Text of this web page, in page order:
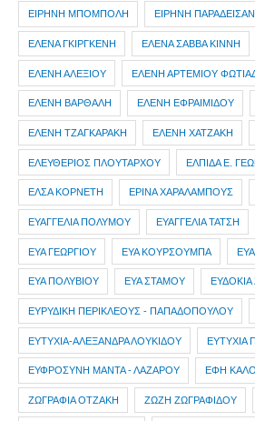
ΕΙΡΗΝΗ ΜΠΟΜΠΟΛΗ ΕΙΡΗΝΗ
ΕΛΕΝΑ ΓΚΙΡΓΚΕΝΗ ΕΛΕΝΑ ΣΑΒΒΑ ΚΙΝΝΗ
ΕΛΕΝΗ ΑΛΕΞΙΟΥ ΕΛΕΝΗ ΑΡΤΕΜΙΟΥ
ΕΛΕΝΗ ΒΑΡΘΑΛΗ ΕΛΕΝΗ ΕΦΡΑΙΜΙΔΟΥ
ΕΛΕΝΗ ΤΖΑΓΚΑΡΑΚΗ ΕΛΕΝΗ ΧΑΤΖΑΚΗ
ΕΛΕΥΘΕΡΙΟΣ ΠΛΟΥΤΑΡΧΟΥ ΕΛΠΙΔΑ Ε.
ΕΛΣΑ ΚΟΡΝΕΤΗ ΕΡΙΝΑ ΧΑΡΑΛΑΜΠΟΥΣ
ΕΥΑΓΓΕΛΙΑ ΠΟΛΥΜΟΥ ΕΥΑΓΓΕΛΙΑ ΤΑΤΣΗ
ΕΥΑ ΓΕΩΡΓΙΟΥ ΕΥΑ ΚΟΥΡΣΟΥΜΠΑ
ΕΥΑ ΠΟΛΥΒΙΟΥ ΕΥΑ ΣΤΑΜΟΥ
ΕΥΡΥΔΙΚΗ ΠΕΡΙΚΛΕΟΥΣ - ΠΑΠΑΔΟΠΟΥΛΟΥ
ΕΥΤΥΧΙΑ-ΑΛΕΞΑΝΔΡΑ ΛΟΥΚΙΔΟΥ ΕΥΤΥΧΙΑ
ΕΥΦΡΟΣΥΝΗ ΜΑΝΤΑ - ΛΑΖΑΡΟΥ ΕΦΗ
ΖΩΓΡΑΦΙΑ ΟΤΖΑΚΗ ΖΩΖΗ ΖΩΓΡΑΦΙΔΟΥ